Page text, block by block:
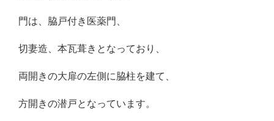
門は、脇戸付き医薬門、
切妻造、本瓦葺きとなっており、
両開きの大扉の左側に脇柱を建て、
方開きの潜戸となっています。